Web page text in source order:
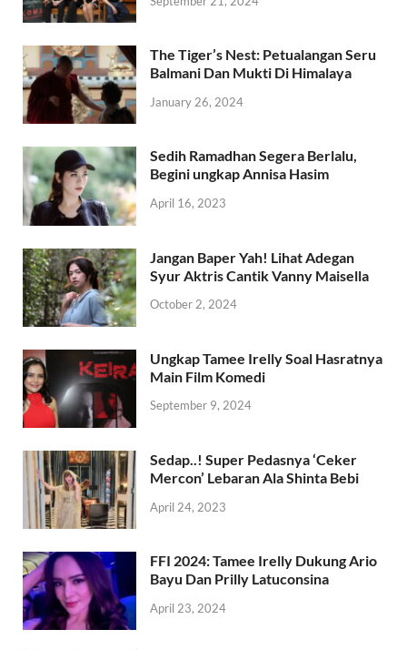
The Tiger’s Nest: Petualangan Seru
Balmani Dan Mukti Di Himalaya
January 26, 2024
Sedih Ramadhan Segera Berlalu,
Begini ungkap Annisa Hasim
April 16, 2023
Jangan Baper Yah! Lihat Adegan
Syur Aktris Cantik Vanny Maisella
October 2, 2024
Ungkap Tamee Irelly Soal Hasratnya
Main Film Komedi
September 9, 2024
Sedap..! Super Pedasnya ‘Ceker
Mercon’ Lebaran Ala Shinta Bebi
April 24, 2023
FFI 2024: Tamee Irelly Dukung Ario
Bayu Dan Prilly Latuconsina
April 23, 2024